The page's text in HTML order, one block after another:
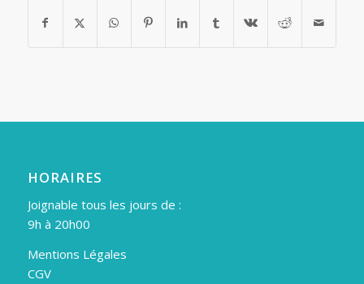
HORAIRES
Joignable tous les jours de :
9h à 20h00
Mentions Légales
CGV